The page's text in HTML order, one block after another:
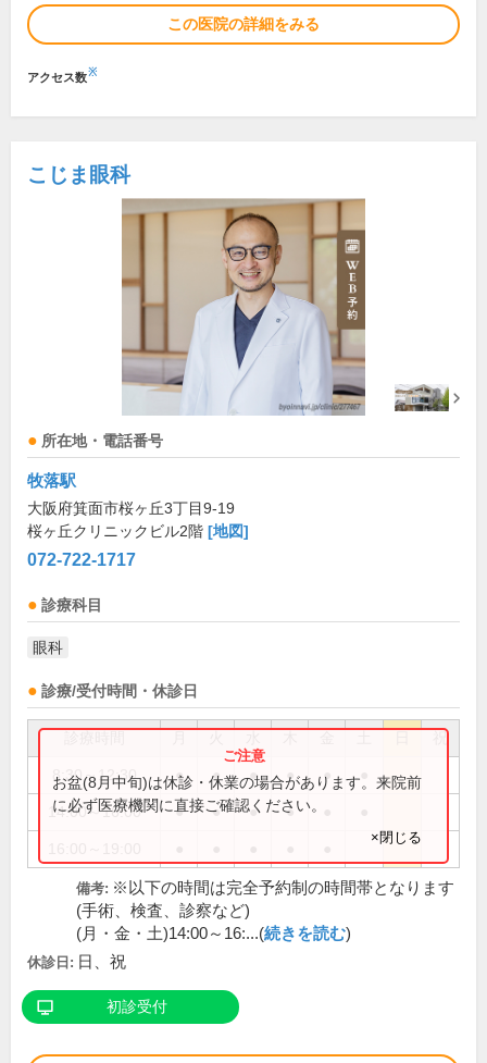
この医院の詳細をみる
アクセス数※
こじま眼科
所在地・電話番号
牧落駅
大阪府箕面市桜ヶ丘3丁目9-19
桜ヶ丘クリニックビル2階 [地図]
072-722-1717
診療科目
眼科
診療/受付時間・休診日
祝
8:30～12:30 ● ● ● ● ●
14:00～16:00 ● ● ● ●
お盆(8月中旬)は休診・休業の場合があります。来院前
に必ず医療機関に直接ご確認ください。
×閉じる
備考: ※以下の時間は完全予約制の時間帯となります
(手術、検査、診察など)
(月・金・土)14:00～16:...(続きを読む)
休診日: 日、祝
初診受付